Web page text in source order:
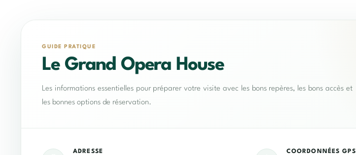
GUIDE PRATIQUE
Le Grand Opera House
Les informations essentielles pour préparer votre visite avec les bons repères, les bons accès et
les bonnes options de réservation.
ADRESSE COORDONNÉES GPS